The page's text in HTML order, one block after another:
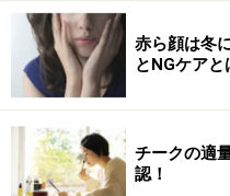
赤ら顔は冬
とNGケアと
チークの適
認！